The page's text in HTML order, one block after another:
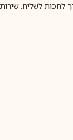
לחכות לשליח. שירות